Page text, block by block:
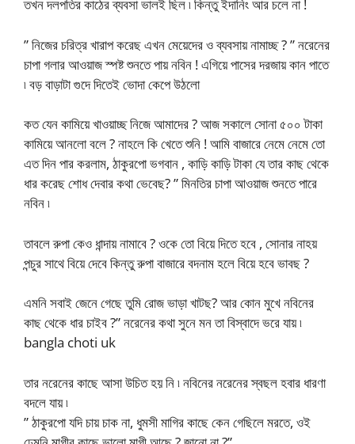
তখন দলপতির কাঠের ব্যবসা ভালই ছিল ৷ কিন্তু ইদানিং আর চলে না !
” নিজের চরিত্র খারাপ করেছ এখন মেয়েদের ও ব্যবসায় নামাচ্ছ ? ” নরেনের
চাপা গলার আওয়াজ স্পষ্ট শুনতে পায় নবিন ! এগিয়ে পাসের দরজায় কান পাতে
৷ বড় বাড়াটা গুদে দিতেই ভোদা কেপে উঠলো
কত যেন কামিয়ে খাওয়াচ্ছ নিজে আমাদের ? আজ সকালে সোনা ৫০০ টাকা
কামিয়ে আনলো বলে ? নাহলে কি খেতে শুনি ! আমি বাজারে নেমে নেমে তো
এত দিন পার করলাম, ঠাকুরপো ভগবান , কাড়ি কাড়ি টাকা যে তার কাছ থেকে
ধার করেছ শোধ দেবার কথা ভেবেছ? ” মিনতির চাপা আওয়াজ শুনতে পারে
নবিন ৷
তাবলে রুপা কেও ধান্দায় নামাবে ? ওকে তো বিয়ে দিতে হবে , সোনার নাহয়
পন্চুর সাথে বিয়ে দেবে কিন্তু রুপা বাজারে বদনাম হলে বিয়ে হবে ভাবছ ?
এমনি সবাই জেনে গেছে তুমি রোজ ভাড়া খাটছ? আর কোন মুখে নবিনের
কাছ থেকে ধার চাইব ?” নরেনের কথা সুনে মন তা বিস্বাদে ভরে যায় ৷
bangla choti uk
তার নরেনের কাছে আসা উচিত হয় নি ৷ নবিনের নরেনের স্বছল হবার ধারণা
বদলে যায় ৷
” ঠাকুরপো যদি চায় চাক না, ধুমসী মাগির কাছে কেন গেছিলে মরতে, ওই